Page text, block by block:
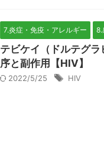
7.炎症・免疫・アレルギー 8.
テビケイ（ドルテグ
序と副作用【HIV】
2022/5/25 HIV